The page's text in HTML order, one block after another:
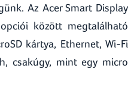
Az Acer Smart Display
között megtalálható
kártya, Ethernet, Wi-Fi
csakúgy, mint egy micro